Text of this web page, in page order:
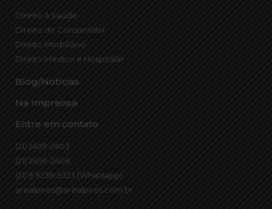
Direito à Saúde
Direito do Consumidor
Direito Imobiliário
Direito Médico e Hospitalar
Blog/Notícias
Na Imprensa
Entre em contato
(21) 2499-2603
(21) 2499-2606
(21) 9 9239-5323 (Whatsapp)
arealpires@arealpires.com.br